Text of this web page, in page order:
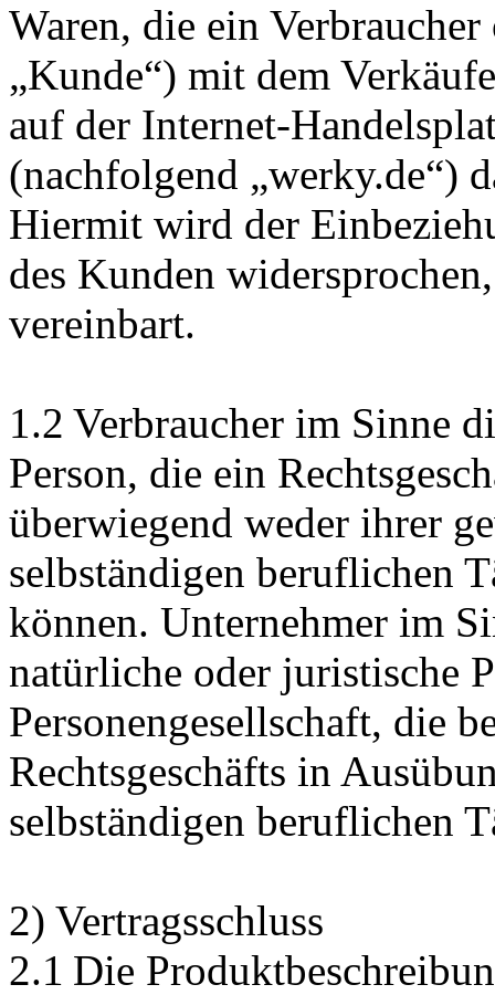
Waren, die ein
„Kunde“) mit dem
auf der Internet-
(nachfolgend „werky.de“)
Hiermit wird der
des Kunden
vereinbart.
1.2 Verbraucher im Sinne
Person, die ein
überwiegend weder ihrer
selbständigen beruflichen
können. Unternehmer im
natürliche oder juristische
Personengesellschaft, die
Rechtsgeschäfts in
selbständigen beruflichen
2) Vertragsschluss
2.1 Die